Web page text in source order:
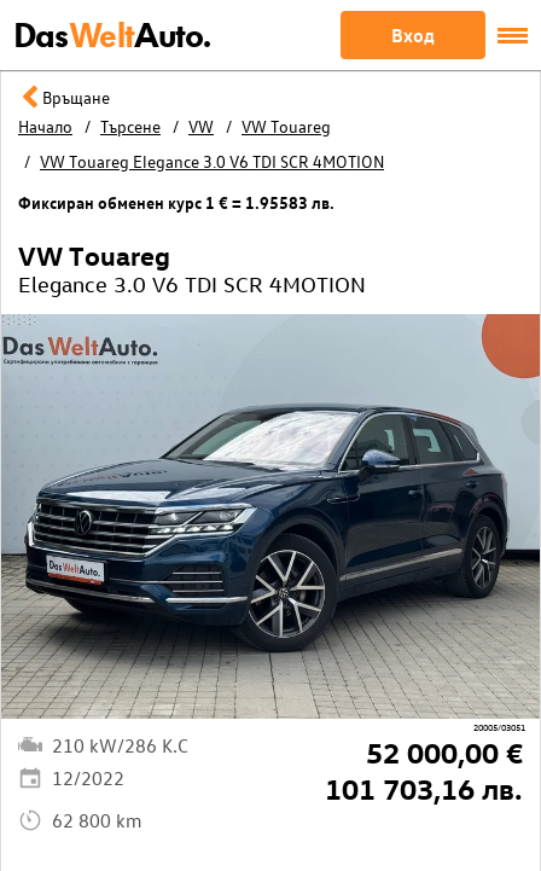
DasWeltAuto. Вход
Връщане
Начало
Търсене VW
VW Touareg
VW Touareg Elegance 3.0 V6 TDI SCR 4MOTION
Фиксиран обменен курс 1 € = 1.95583 лв.
20005/03051
VW Touareg
Elegance 3.0 V6 TDI SCR 4MOTION
210 kW/286 K.C
12/2022
62 800 km
52 000,00 €
101 703,16 лв.